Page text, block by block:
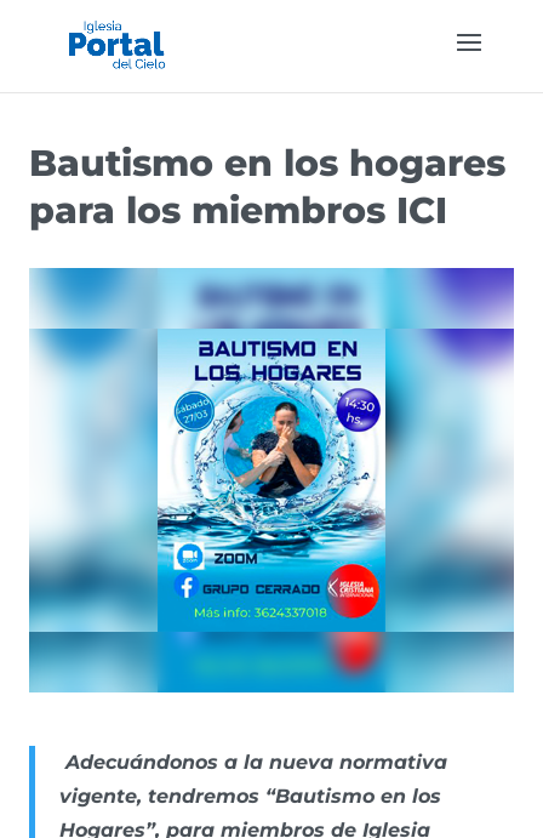
Bautismo en los hogares
para los miembros ICI
Adecuándonos a la nueva normativa
vigente, tendremos “Bautismo en los
Hogares”, para miembros de Iglesia